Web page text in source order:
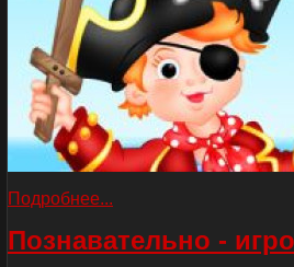
Подробнее...
Познавательно -